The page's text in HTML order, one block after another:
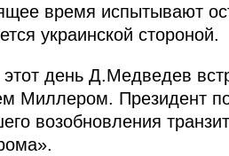
время испытывают
украинской стороной.
день Д.Медведев
Миллером. Президент
возобновления